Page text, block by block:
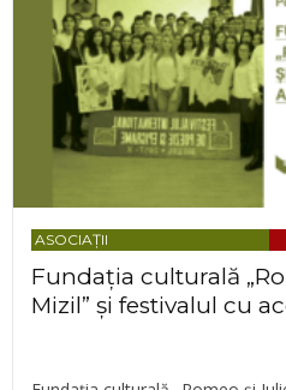
ASOCIAȚII
Fundația culturală
Mizil” și festivalul cu